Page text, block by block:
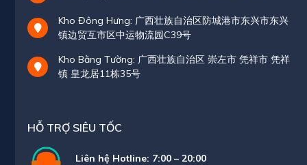
Kho Đông Hưng: 广西壮族自治区防城港市东兴市东兴
镇边贸互市区中运物流园C39号
Kho Bằng Tường: 广西壮族自治区 崇左市 凭祥市 凭祥
镇 皇龙居11栋35号
HỖ TRỢ SIÊU TỐC
Liên hệ Hotline: 7:00 – 20:00